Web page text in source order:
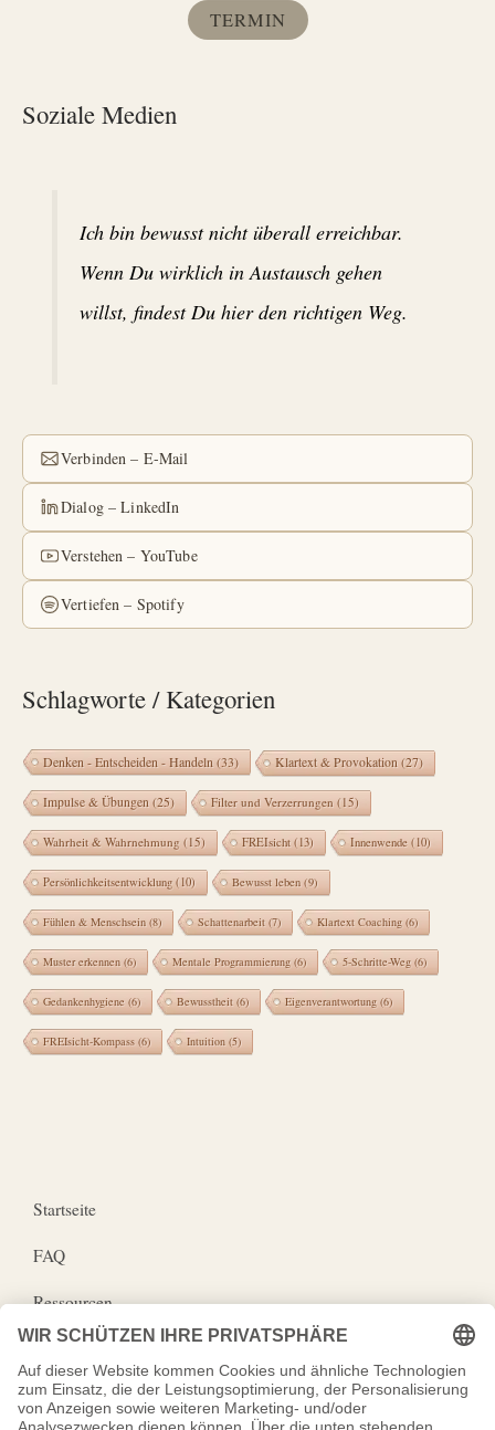
TERMIN
Soziale Medien
Ich bin bewusst nicht überall erreichbar.
Wenn Du wirklich in Austausch gehen
willst, findest Du hier den richtigen Weg.
Verbinden – E-Mail
Dialog – LinkedIn
Verstehen – YouTube
Vertiefen – Spotify
Schlagworte / Kategorien
Denken - Entscheiden - Handeln(33) Klartext & Provokation (27)
Impulse & Übungen (25) Filter und Verzerrungen (15)
Wahrheit & Wahrnehmung (15) FREIsicht (13) Innenwende (10)
Persönlichkeitsentwicklung (10) Bewusst leben (9)
Fühlen & Menschsein (8) Schattenarbeit (7) Klartext Coaching (6)
Muster erkennen (6) Mentale Programmierung (6) 5-Schritte-Weg (6)
Gedankenhygiene (6) Bewusstheit (6) Eigenverantwortung (6)
FREIsicht-Kompass (6) Intuition (5)
Startseite
FAQ
Ressourcen
Wirkungspartner
Impressum